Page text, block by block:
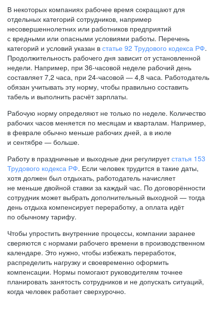
В некоторых компаниях рабочее время сокращают для
отдельных категорий сотрудников, например
несовершеннолетних или работников предприятий
с вредными или опасными условиями работы. Перечень
категорий и условий указан в статье 92 Трудового кодекса РФ.
Продолжительность рабочего дня зависит от установленной
недели. Например, при 36-часовой неделе рабочий день
составляет 7,2 часа, при 24-часовой — 4,8 часа. Работодатель
обязан учитывать эту норму, чтобы правильно составить
табель и выполнить расчёт зарплаты.
Рабочую норму определяют не только по неделе. Количество
рабочих часов меняется по месяцам и кварталам. Например,
в феврале обычно меньше рабочих дней, а в июле
и сентябре — больше.
Работу в праздничные и выходные дни регулируетстатья 153
Трудового кодекса РФ. Если человек трудится в такие даты,
хотя должен был отдыхать, работодатель начисляет
не меньше двойной ставки за каждый час. По договорённости
сотрудник может выбрать дополнительный выходной — тогда
день отдыха компенсирует переработку, а оплата идёт
по обычному тарифу.
Чтобы упростить внутренние процессы, компании заранее
сверяются с нормами рабочего времени в производственном
календаре. Это нужно, чтобы избежать переработок,
распределить нагрузку и своевременно оформить
компенсации. Нормы помогают руководителям точнее
планировать занятость сотрудников и не допускать ситуаций,
когда человек работает сверхурочно.